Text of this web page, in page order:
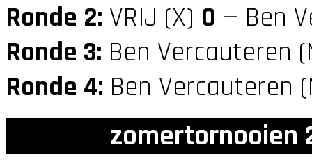
Ronde 2: VRIJ (X) 0 — Ben
Ronde 3: Ben Vercauteren
Ronde 4: Ben Vercauteren
zomertornooien